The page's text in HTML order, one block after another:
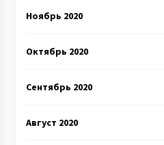
Ноябрь 2020
Октябрь 2020
Сентябрь 2020
Август 2020